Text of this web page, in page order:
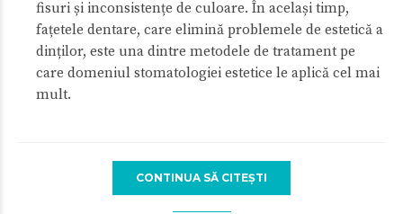
fisuri și inconsistențe de culoare. În același timp,
fațetele dentare, care elimină problemele de estetică a
dinților, este una dintre metodele de tratament pe
care domeniul stomatologiei estetice le aplică cel mai
mult.
CONTINUA SĂ CITEȘTI